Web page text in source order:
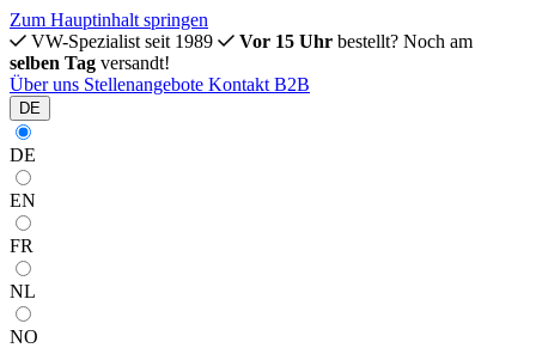
Zum Hauptinhalt springen
VW-Spezialist seit 1989
Vor 15 Uhr bestellt? Noch am
selben Tag versandt!
Über uns Stellenangebote Kontakt B2B
DE
DE
EN
FR
NL
NO